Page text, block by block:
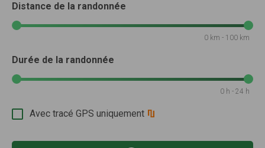
Distance de la randonnée
0 km - 100 km
Durée de la randonnée
0 h - 24 h
Avec tracé GPS uniquement